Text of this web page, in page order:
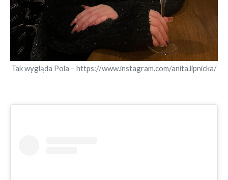
Tak wygląda Pola – https://www.instagram.com/anita.lipnicka/